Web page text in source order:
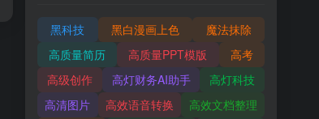
黑科技 黑白漫画上色
魔法抹除
高质量简历
高质量PPT模版
高考
高级创作
高灯财务AI助手
高灯科技
高清图片
高效语音转换
高效文档整理